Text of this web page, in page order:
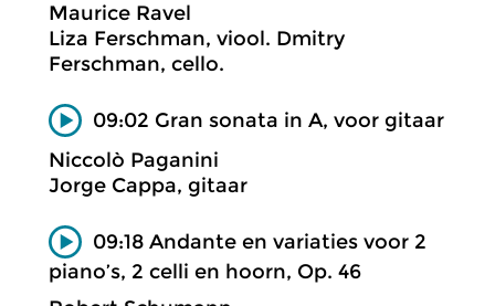
Maurice Ravel
Liza Ferschman, viool. Dmitry
Ferschman, cello.
09:02 Gran sonata in A, voor gitaar
Niccolò Paganini
Jorge Cappa, gitaar
09:18 Andante en variaties voor 2
piano’s, 2 celli en hoorn, Op. 46